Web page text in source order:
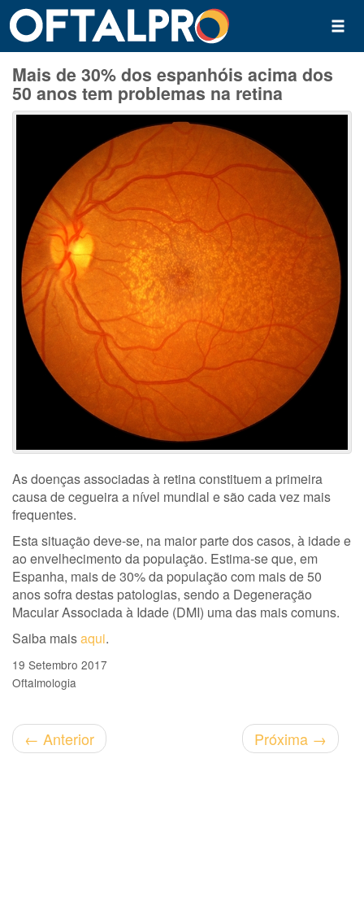
Mais de 30% dos espanhóis acima dos
50 anos tem problemas na retina
As doenças associadas à retina constituem a primeira
causa de cegueira a nível mundial e são cada vez mais
frequentes.
Esta situação deve-se, na maior parte dos casos, à idade e
ao envelhecimento da população. Estima-se que, em
Espanha, mais de 30% da população com mais de 50
anos sofra destas patologias, sendo a Degeneração
Macular Associada à Idade (DMI) uma das mais comuns.
Saiba maisaqui.
19 Setembro 2017
Oftalmologia
← Anterior Próxima →